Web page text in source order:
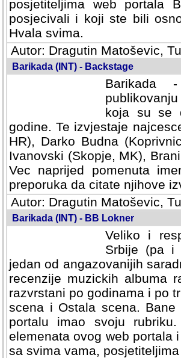
posjetiteljima web portala
posjecivali i koji ste bili
Hvala svima.
Autor: Dragutin Matoševic,
Barikada (INT) - Backstage
Barikada
koja su se
godine. Te izvjestaje
HR), Darko Budna
Ivanovski (Skopje, MK),
Vec naprijed pomenuta
preporuka da citate njihove
Autor: Dragutin Matoševic,
Barikada (INT) - BB Lokner
Veliko i
Srbije (pa i
jedan od angazovanijih
recenzije muzickih albuma
razvrstani po godinama i po
scena i Ostala scena.
portalu imao svoju
elemenata ovog web portala
sa svima vama,